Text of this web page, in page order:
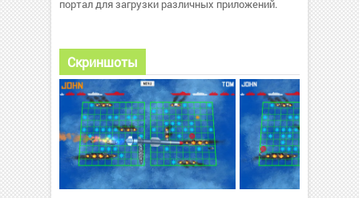
портал для загрузки различных приложений.
Скриншоты